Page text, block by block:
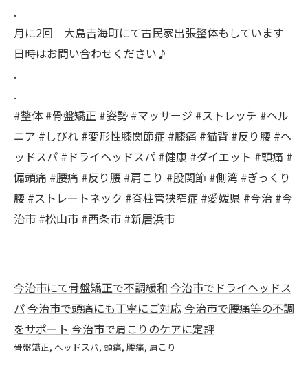
.
月に2回 大島吉海町にて古民家出張整体もしています
日時はお問い合わせください♪
.
.
#整体 #骨盤矯正 #姿勢 #マッサージ #ストレッチ #ヘル
ニア #しびれ #変形性膝関節症 #膝痛 #猫背 #反り腰 #ヘ
ッドスパ #ドライヘッドスパ #健康 #ダイエット #頭痛 #
偏頭痛 #腰痛 #反り腰 #肩こり #股関節 #側湾 #ぎっくり
腰 #ストレートネック #脊柱管狭窄症 #愛媛県 #今治 #今
治市 #松山市 #西条市 #新居浜市
今治市にて骨盤矯正で不調緩和 今治市でドライヘッドス
パ今治市で頭痛にも丁寧にご対応今治市で腰痛等の不調
をサポート 今治市で肩こりのケアに定評
骨盤矯正 ヘッドスパ 頭痛 腰痛 肩こり